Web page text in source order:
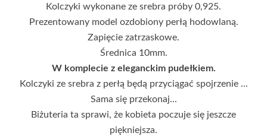
Kolczyki wykonane ze srebra próby 0,925.
Prezentowany model ozdobiony perłą hodowlaną.
Zapięcie zatrzaskowe.
Średnica 10mm.
W komplecie z eleganckim pudełkiem.
Kolczyki ze srebra z perłą będą przyciągać spojrzenie ...
Sama się przekonaj...
Biżuteria ta sprawi, że kobieta poczuje się jeszcze
piękniejsza.